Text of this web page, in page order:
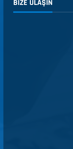
BIZE ULAŞIN